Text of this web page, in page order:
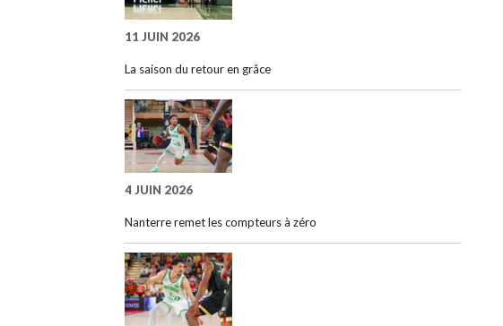
11 JUIN 2026
La saison du retour en grâce
4 JUIN 2026
Nanterre remet les compteurs à zéro